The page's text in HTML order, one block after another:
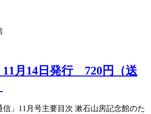
月14日発行 720円（送
信」11月号主要目次 漱石山房記念館のた